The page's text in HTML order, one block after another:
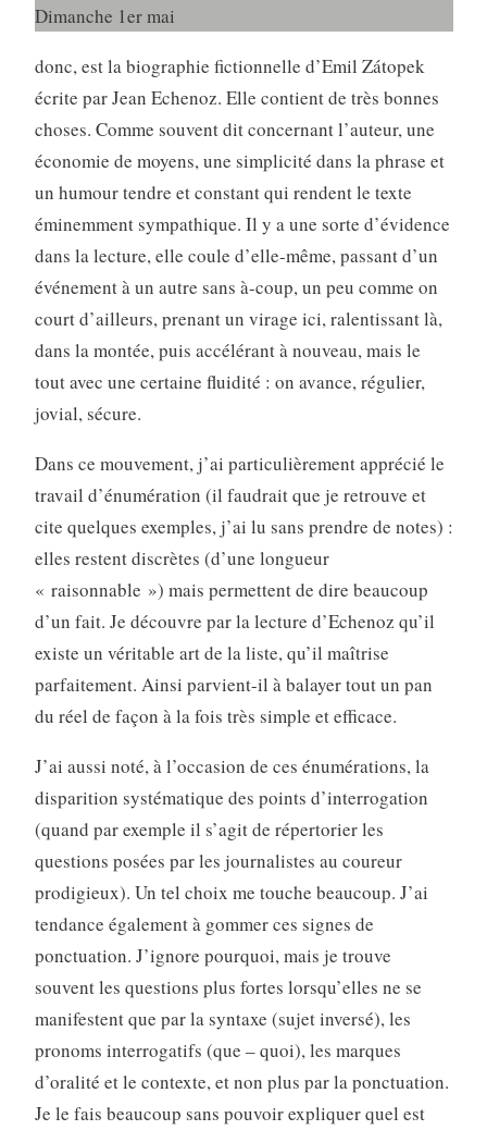
Dimanche 1er mai
donc, est la biographie fictionnelle d’Emil Zátopek
écrite par Jean Echenoz. Elle contient de très bonnes
choses. Comme souvent dit concernant l’auteur, une
économie de moyens, une simplicité dans la phrase et
un humour tendre et constant qui rendent le texte
éminemment sympathique. Il y a une sorte d’évidence
dans la lecture, elle coule d’elle-même, passant d’un
événement à un autre sans à-coup, un peu comme on
court d’ailleurs, prenant un virage ici, ralentissant là,
dans la montée, puis accélérant à nouveau, mais le
tout avec une certaine fluidité : on avance, régulier,
jovial, sécure.
Dans ce mouvement, j’ai particulièrement apprécié le
travail d’énumération (il faudrait que je retrouve et
cite quelques exemples, j’ai lu sans prendre de notes) :
elles restent discrètes (d’une longueur
« raisonnable ») mais permettent de dire beaucoup
d’un fait. Je découvre par la lecture d’Echenoz qu’il
existe un véritable art de la liste, qu’il maîtrise
parfaitement. Ainsi parvient-il à balayer tout un pan
du réel de façon à la fois très simple et efficace.
J’ai aussi noté, à l’occasion de ces énumérations, la
disparition systématique des points d’interrogation
(quand par exemple il s’agit de répertorier les
questions posées par les journalistes au coureur
prodigieux). Un tel choix me touche beaucoup. J’ai
tendance également à gommer ces signes de
ponctuation. J’ignore pourquoi, mais je trouve
souvent les questions plus fortes lorsqu’elles ne se
manifestent que par la syntaxe (sujet inversé), les
pronoms interrogatifs (que – quoi), les marques
d’oralité et le contexte, et non plus par la ponctuation.
Je le fais beaucoup sans pouvoir expliquer quel est